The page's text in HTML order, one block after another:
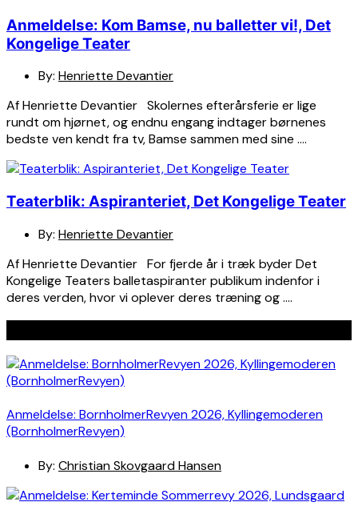
Anmeldelse: Kom Bamse, nu balletter vi!, Det
Kongelige Teater
By: Henriette Devantier
Af Henriette Devantier Skolernes efterårsferie er lige
rundt om hjørnet, og endnu engang indtager børnenes
bedste ven kendt fra tv, Bamse sammen med sine ….
Teaterblik: Aspiranteriet, Det Kongelige Teater
By: Henriette Devantier
Af Henriette Devantier For fjerde år i træk byder Det
Kongelige Teaters balletaspiranter publikum indenfor i
deres verden, hvor vi oplever deres træning og ….
Anmeldelse: BornholmerRevyen 2026, Kyllingemoderen
(BornholmerRevyen)
By: Christian Skovgaard Hansen